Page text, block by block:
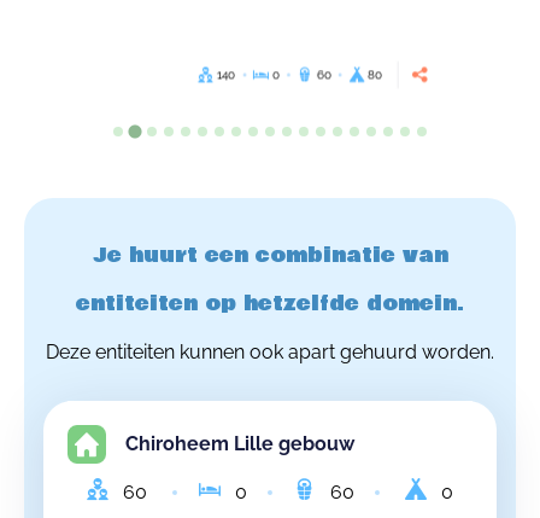
140 0 60 80
Je huurt een combinatie van
entiteiten op hetzelfde domein.
Deze entiteiten kunnen ook apart gehuurd worden.
Chiroheem Lille gebouw
60 0 60
0